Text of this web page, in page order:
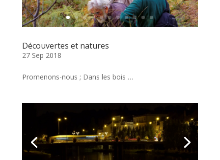
Découvertes et natures
27 Sep 2018
Promenons-nous ; Dans les bois …